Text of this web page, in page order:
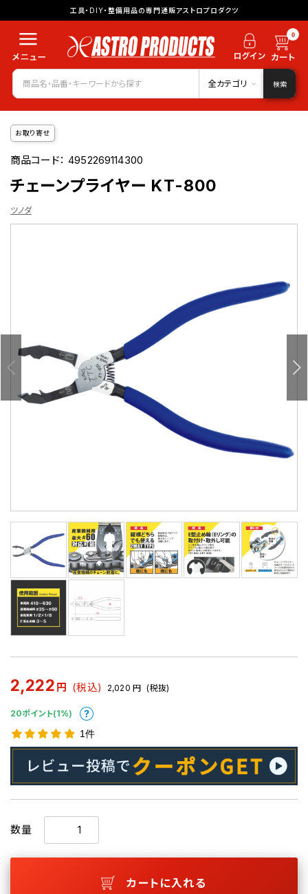
工具・DIY・整備用品の専門通販アストロプロダクツ
0
全カテゴリ 検索
お取り寄せ
商品コード：4952269114300
チェーンプライヤー KT-800
ツノダ
2,222 円 (税込) 2,020 円 (税抜)
20ポイント(1%)
1件
数量
カートに入れる